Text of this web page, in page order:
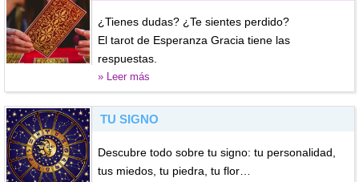
¿Tienes dudas? ¿Te sientes perdido?
El tarot de Esperanza Gracia tiene las
respuestas.
» Leer más
TU SIGNO
Descubre todo sobre tu signo: tu personalidad,
tus miedos, tu piedra, tu flor…